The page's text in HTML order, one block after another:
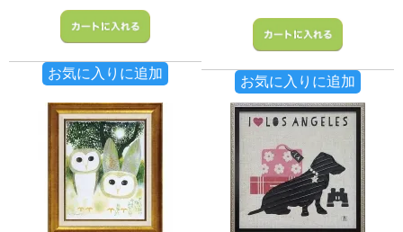
お気に入りに追加
お気に入りに追加